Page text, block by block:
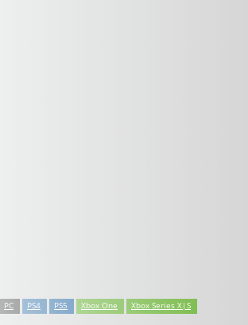
PC PS4 PS5 Xbox One Xbox Series X|S